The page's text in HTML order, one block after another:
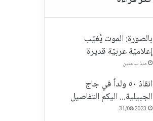
بالصورة: الموت يُغيّب
إعلاميّة عربيّة قديرة
منذ ساعتين
انقاذ ٥٠ ولداً في جاج
الجبيلية... اليكم التفاصيل
31/08/2023